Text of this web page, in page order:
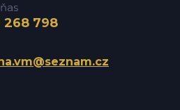
268 798